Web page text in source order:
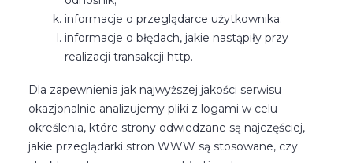
informacje o przeglądarce użytkownika;
informacje o błędach, jakie nastąpiły przy
realizacji transakcji http.
Dla zapewnienia jak najwyższej jakości serwisu
okazjonalnie analizujemy pliki z logami w celu
określenia, które strony odwiedzane są najczęściej,
jakie przeglądarki stron WWW są stosowane, czy